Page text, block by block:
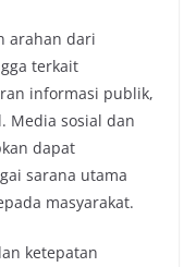
arahan dari
terkait
informasi publik,
Media sosial dan
dapat
sarana utama
masyarakat.
ketepatan